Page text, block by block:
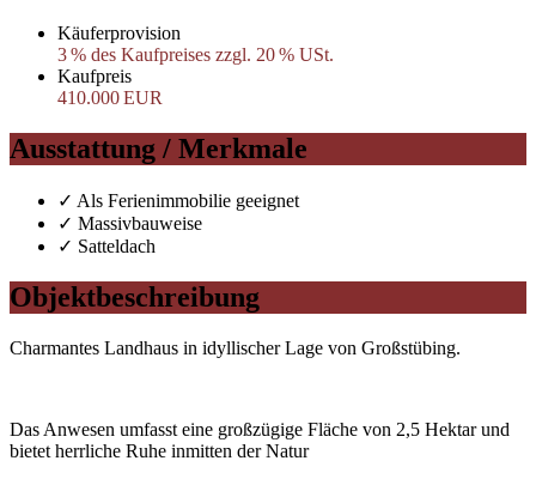
Käufer­provision
3 % des Kaufpreises zzgl. 20 % USt.
Kaufpreis
410.000 EUR
Ausstattung / Merkmale
✓ Als Ferienimmobilie geeignet
✓ Massivbauweise
✓ Satteldach
Objekt­beschreibung
Charmantes Landhaus in idyllischer Lage von Großstübing.
Das Anwesen umfasst eine großzügige Fläche von 2,5 Hektar und
bietet herrliche Ruhe inmitten der Natur